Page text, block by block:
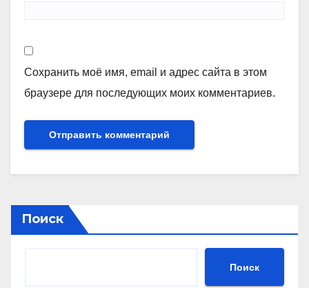
Сохранить моё имя, email и адрес сайта в этом
браузере для последующих моих комментариев.
Поиск
Поиск